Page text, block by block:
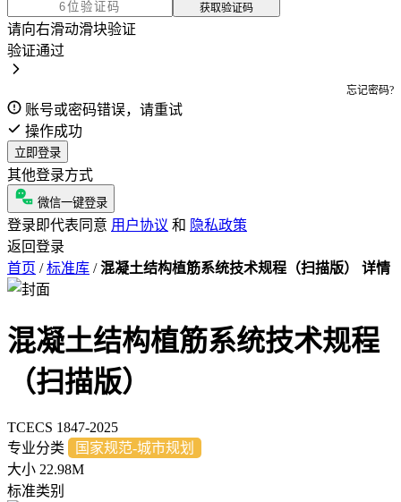
获取验证码
请向右滑动滑块验证
验证通过
忘记密码?
账号或密码错误，请重试
操作成功
立即登录
其他登录方式
微信一键登录
登录即代表同意 用户协议 和 隐私政策
返回登录
首页 / 标准库 / 混凝土结构植筋系统技术规程（扫描版） 详情
混凝土结构植筋系统技术规程
（扫描版）
TCECS 1847-2025
专业分类
国家规范-城市规划
大小 22.98M
标准类别